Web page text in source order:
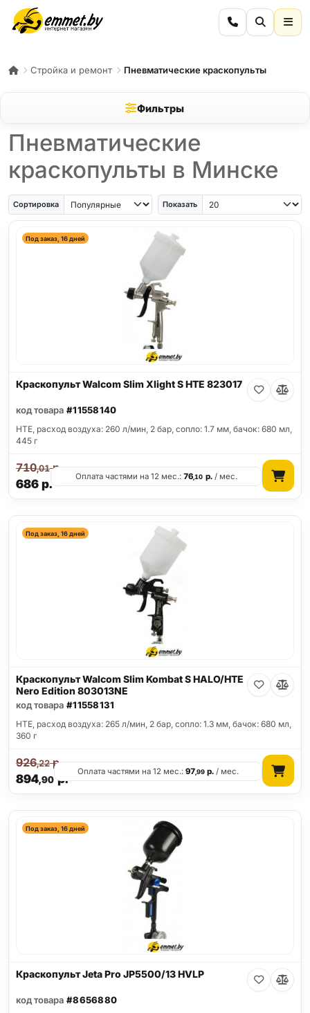
Стройка и ремонт Пневматические краскопульты
Фильтры
Пневматические
краскопульты в Минске
Сортировка Показать
Под заказ, 16 дней
Краскопульт Walcom Slim Xlight S HTE 823017
код товара #11558140
HTE, расход воздуха: 260 л/мин, 2 бар, сопло: 1.7 мм, бачок: 680 мл,
445 г
686р.
710,01р.
Оплата частями на 12 мес.:76,10 р./ мес.
Под заказ, 16 дней
Краскопульт Walcom Slim Kombat S HALO/HTE
Nero Edition 803013NE
код товара #11558131
HTE, расход воздуха: 265 л/мин, 2 бар, сопло: 1.3 мм, бачок: 680 мл,
360 г
894,90р.
926,22р.
Оплата частями на 12 мес.:97,99 р. / мес.
Под заказ, 16 дней
Краскопульт Jeta Pro JP5500/13 HVLP
код товара #8656880